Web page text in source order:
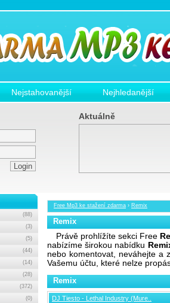
Nejstahovanější Nejhledanější
Aktuálně
Free Mp3 ke stažení zdarma › Remix
Remix
Právě prohlížíte sekci Free
nabízíme širokou nabídku
nebo komentovat, neváhejte a
Vašemu účtu, které nelze
Remix
DJ Tiesto - Lethal Industry (Mure..
(88)
(3)
(5)
(44)
(14)
(28)
(372)
(0)